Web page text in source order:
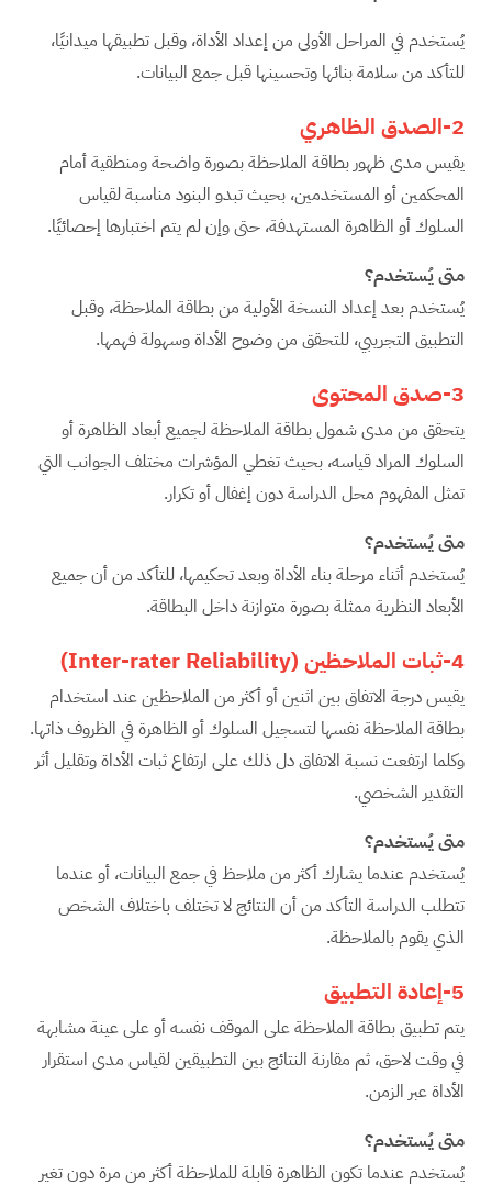
يُستخدم في المراحل الأولى من إعداد الأداة، وقبل تطبيقها ميدانيًا،
للتأكد من سلامة بنائها وتحسينها قبل جمع البيانات.
2-الصدق الظاهري
يقيس مدى ظهور بطاقة الملاحظة بصورة واضحة ومنطقية أمام
المحكمين أو المستخدمين، بحيث تبدو البنود مناسبة لقياس
السلوك أو الظاهرة المستهدفة، حتى وإن لم يتم اختبارها إحصائيًا.
متى يُستخدم؟
يُستخدم بعد إعداد النسخة الأولية من بطاقة الملاحظة، وقبل
التطبيق التجريبي، للتحقق من وضوح الأداة وسهولة فهمها.
3-صدق المحتوى
يتحقق من مدى شمول بطاقة الملاحظة لجميع أبعاد الظاهرة أو
السلوك المراد قياسه، بحيث تغطي المؤشرات مختلف الجوانب التي
تمثل المفهوم محل الدراسة دون إغفال أو تكرار.
متى يُستخدم؟
يُستخدم أثناء مرحلة بناء الأداة وبعد تحكيمها، للتأكد من أن جميع
الأبعاد النظرية ممثلة بصورة متوازنة داخل البطاقة.
4-ثبات الملاحظين (Inter-rater Reliability)
يقيس درجة الاتفاق بين اثنين أو أكثر من الملاحظين عند استخدام
بطاقة الملاحظة نفسها لتسجيل السلوك أو الظاهرة في الظروف ذاتها.
وكلما ارتفعت نسبة الاتفاق دل ذلك على ارتفاع ثبات الأداة وتقليل أثر
التقدير الشخصي.
متى يُستخدم؟
يُستخدم عندما يشارك أكثر من ملاحظ في جمع البيانات، أو عندما
تتطلب الدراسة التأكد من أن النتائج لا تختلف باختلاف الشخص
الذي يقوم بالملاحظة.
5-إعادة التطبيق
يتم تطبيق بطاقة الملاحظة على الموقف نفسه أو على عينة مشابهة
في وقت لاحق، ثم مقارنة النتائج بين التطبيقين لقياس مدى استقرار
الأداة عبر الزمن.
متى يُستخدم؟
يُستخدم عندما تكون الظاهرة قابلة للملاحظة أكثر من مرة دون تغير